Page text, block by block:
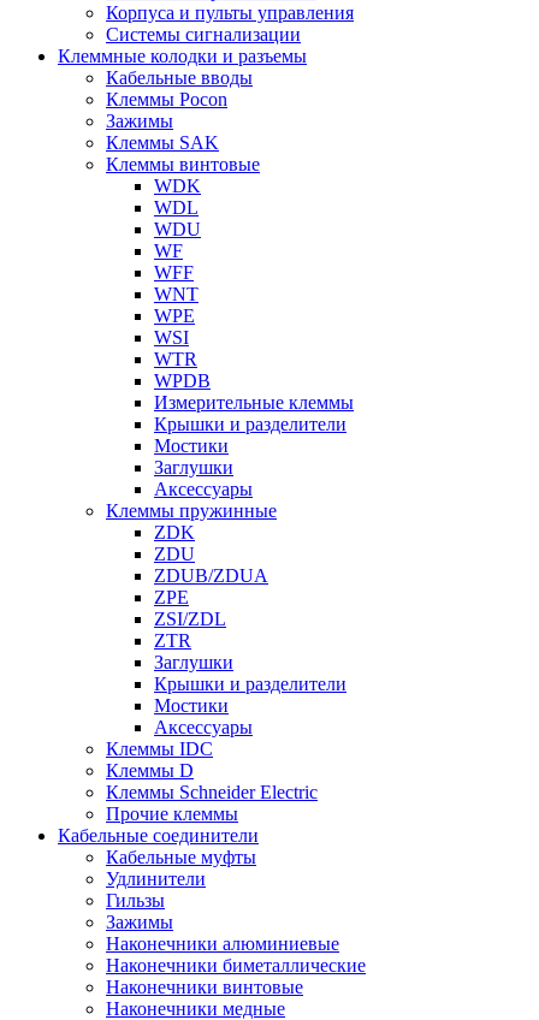
Корпуса и пульты управления
Системы сигнализации
Клеммные колодки и разъемы
Кабельные вводы
Клеммы Pocon
Зажимы
Клеммы SAK
Клеммы винтовые
WDK
WDL
WDU
WF
WFF
WNT
WPE
WSI
WTR
WPDB
Измерительные клеммы
Крышки и разделители
Мостики
Заглушки
Аксессуары
Клеммы пружинные
ZDK
ZDU
ZDUB/ZDUA
ZPE
ZSI/ZDL
ZTR
Заглушки
Крышки и разделители
Мостики
Аксессуары
Клеммы IDC
Клеммы D
Клеммы Schneider Electric
Прочие клеммы
Кабельные соединители
Кабельные муфты
Удлинители
Гильзы
Зажимы
Наконечники алюминиевые
Наконечники биметаллические
Наконечники винтовые
Наконечники медные